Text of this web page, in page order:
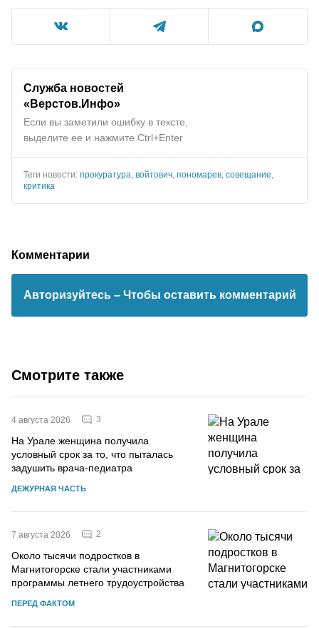
Служба новостей
«Верстов.Инфо»
Если вы заметили ошибку в тексте,
выделите ее и нажмите Ctrl+Enter
Теги новости: прокуратура войтович пономарев совещание
критика
Комментарии
Авторизуйтесь – Чтобы оставить комментарий
Смотрите также
4 августа 2026 3
На Урале женщина получила
условный срок за то, что пыталась
задушить врача-педиатра
ДЕЖУРНАЯ ЧАСТЬ
7 августа 2026 2
Около тысячи подростков в
Магнитогорске стали участниками
программы летнего трудоустройства
ПЕРЕД ФАКТОМ